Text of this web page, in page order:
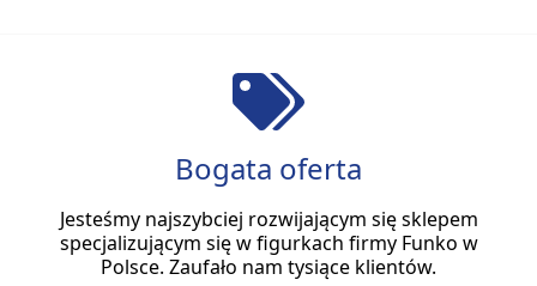
Bogata oferta
Jesteśmy najszybciej rozwijającym się sklepem
specjalizującym się w figurkach firmy Funko w
Polsce. Zaufało nam tysiące klientów.